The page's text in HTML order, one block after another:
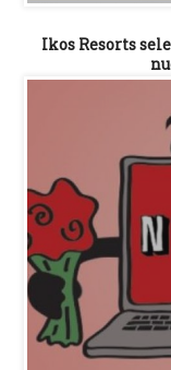
Ikos Resorts